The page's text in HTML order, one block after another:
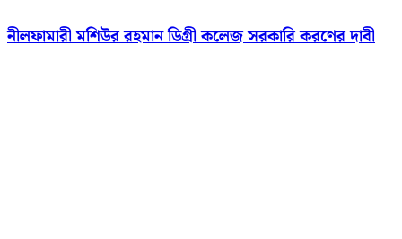
নীলফামারী মশিউর রহমান ডিগ্রী কলেজ সরকারি করণের দাবী